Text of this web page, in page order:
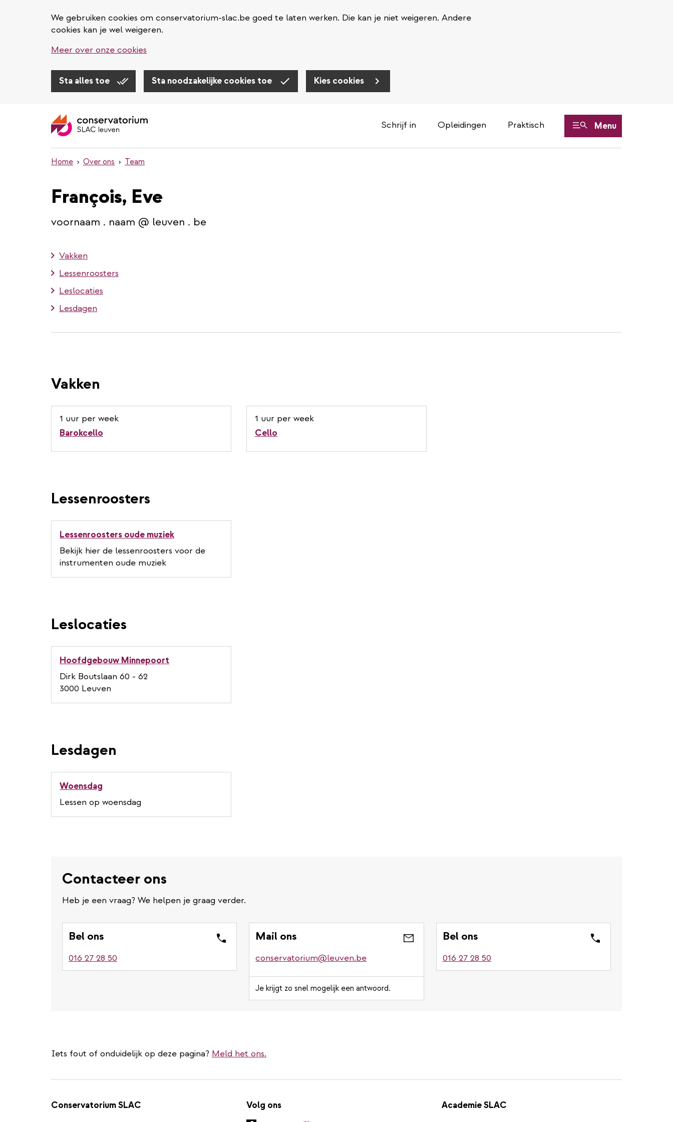
We gebruiken cookies om conservatorium-slac.be goed te laten werken. Die kan je niet weigeren. Andere
cookies kan je wel weigeren.
Meer over onze cookies
Sta alles toe Sta noodzakelijke cookies toe Kies cookies
Schrijf in Opleidingen Praktisch Menu
Home Over ons Team
François, Eve
voornaam . naam @ leuven . be
Vakken
Lessenroosters
Leslocaties
Lesdagen
Vakken
1 uur per week
Barokcello
1 uur per week
Cello
Lessenroosters
Lessenroosters oude muziek
Bekijk hier de lessenroosters voor de
instrumenten oude muziek
Leslocaties
Hoofdgebouw Minnepoort
Dirk Boutslaan 60 - 62
3000 Leuven
Lesdagen
Woensdag
Lessen op woensdag
Contacteer ons
Heb je een vraag? We helpen je graag verder.
Bel ons
016 27 28 50
Mail ons
conservatorium@leuven.be
Je krijgt zo snel mogelijk een antwoord.
Bel ons
016 27 28 50
Iets fout of onduidelijk op deze pagina? Meld het ons.
Conservatorium SLAC
Volg ons
Academie SLAC